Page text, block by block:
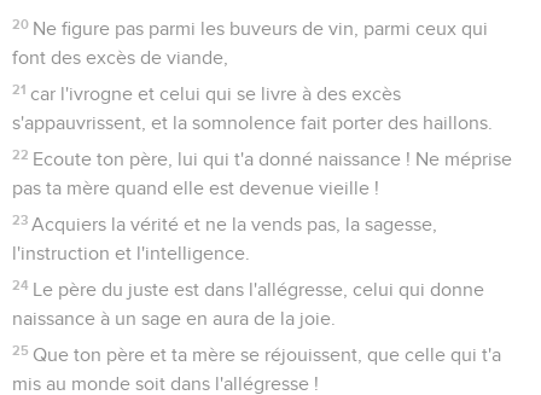
20 Ne figure pas parmi les buveurs de vin, parmi ceux qui
font des excès de viande,
21 car l'ivrogne et celui qui se livre à des excès
s'appauvrissent, et la somnolence fait porter des haillons.
22 Ecoute ton père, lui qui t'a donné naissance ! Ne méprise
pas ta mère quand elle est devenue vieille !
23 Acquiers la vérité et ne la vends pas, la sagesse,
l'instruction et l'intelligence.
24 Le père du juste est dans l'allégresse, celui qui donne
naissance à un sage en aura de la joie.
25 Que ton père et ta mère se réjouissent, que celle qui t'a
mis au monde soit dans l'allégresse !